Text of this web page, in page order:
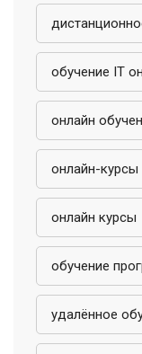
обучение IT
онлайн
онлайн-курсы
онлайн курсы
обучение
удалённое